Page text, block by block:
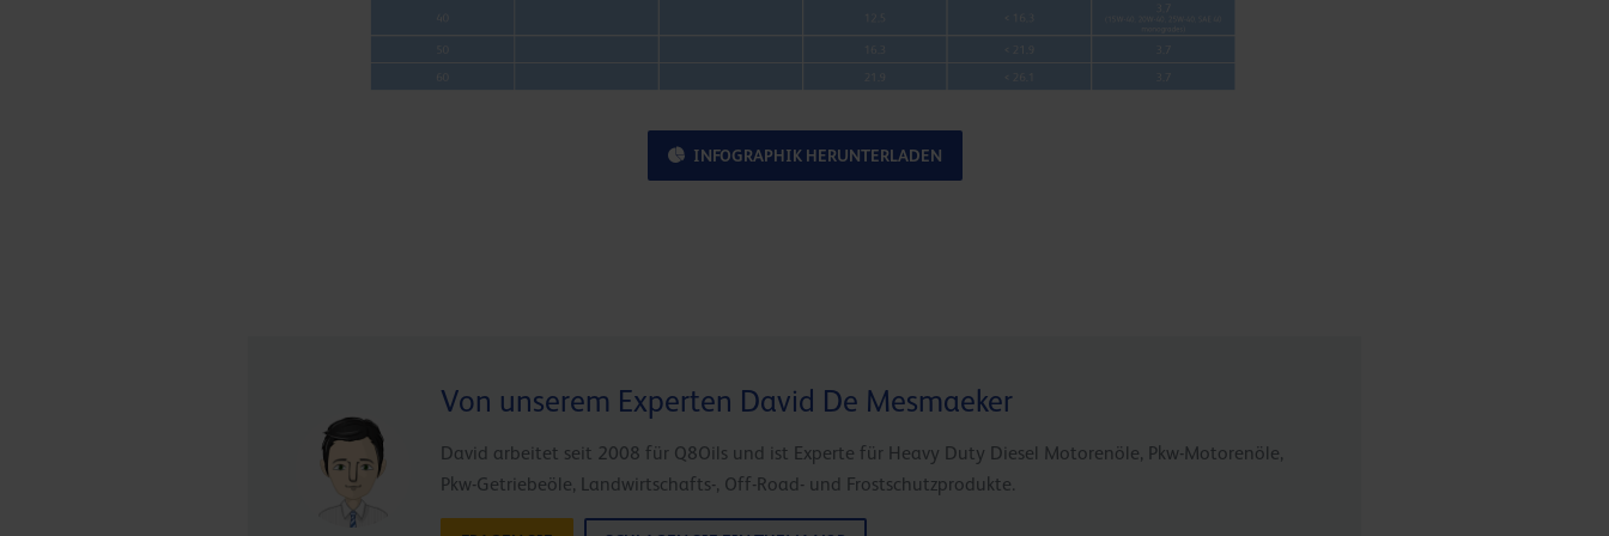
INFOGRAPHIK HERUNTERLADEN
Von unserem Experten David De Mesmaeker
David arbeitet seit 2008 für Q8Oils und ist Experte für Heavy Duty Diesel Motorenöle, Pkw-Motorenöle,
Pkw-Getriebeöle, Landwirtschafts-, Off-Road- und Frostschutzprodukte.